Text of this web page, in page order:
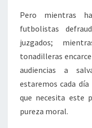
Pero mientras
futbolistas
juzgados;
tonadilleras
audiencias a
estaremos cada
que necesita este
pureza moral.